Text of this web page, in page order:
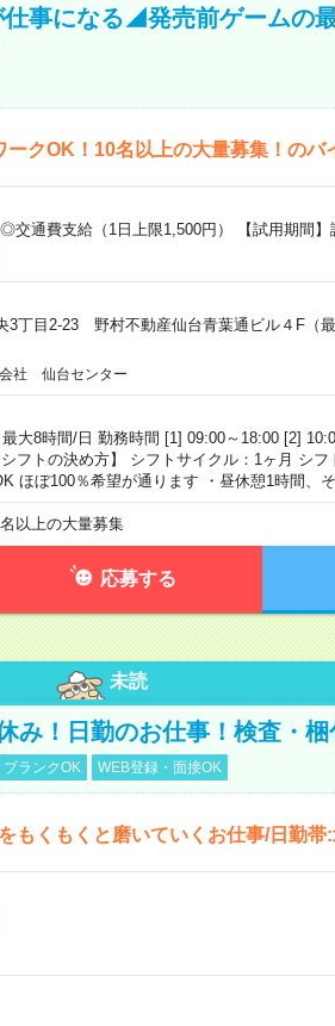
事になる◢発売前ゲームの
クOK！10名以上の大量募集！のバ
通費支給（1日上限1,500円） 【試用期間】
3丁目2-23 野村不動産仙台青葉通ビル４F（
社 仙台センター
大8時間/日 勤務時間 [1] 09:00～18:00 [2]
フトの決め方】 シフトサイクル：1ヶ月 シ
ほぼ100％希望が通ります ・昼休憩1時間、
以上の大量募集
応募する
未読
み！日勤のお仕事！検査・梱
ブランクOK WEB登録・面接OK
もくもくと磨いていくお仕事/日勤帯